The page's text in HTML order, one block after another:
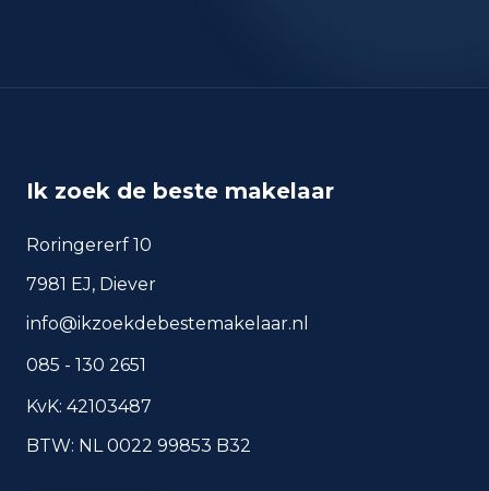
Amsterdam.
Veelgestelde vragen over
wonen in Amsterdam
plaatscijfers, handig voor een snelle
Hoeveel inwoners heeft
Ik zoek de beste makelaar
Roringererf 10
7981 EJ, Diever
info@ikzoekdebestemakelaar.nl
085 - 130 2651
KvK: 42103487
BTW: NL 0022 99853 B32